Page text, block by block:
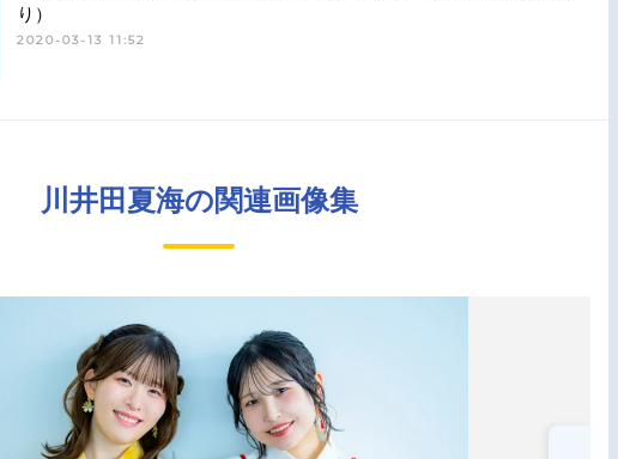
り）
2020-03-13 11:52
川井田夏海の関連画像集